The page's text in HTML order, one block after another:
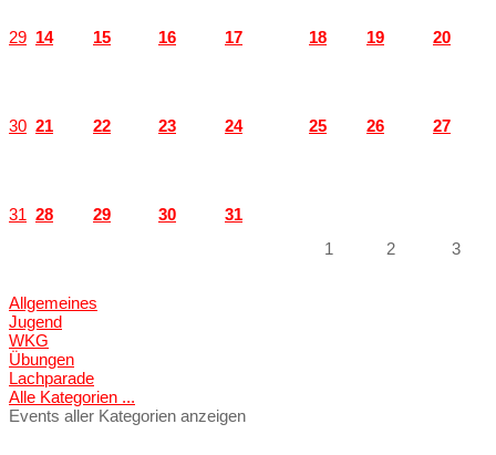
29 14 15 16 17 18 19 20
30 21 22 23 24 25 26 27
31 28 29 30
31
1
2 3
Allgemeines
Jugend
WKG
Übungen
Lachparade
Alle Kategorien ...
Events aller Kategorien anzeigen